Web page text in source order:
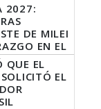
2027:
DE MILEI
EN EL
QUE EL
EL